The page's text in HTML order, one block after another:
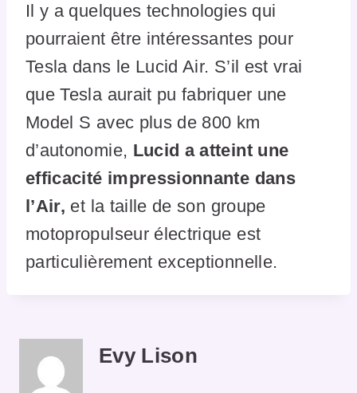
Il y a quelques technologies qui
pourraient être intéressantes pour
Tesla dans le Lucid Air. S’il est vrai
que Tesla aurait pu fabriquer une
Model S avec plus de 800 km
d’autonomie, Lucid a atteint une
efficacité impressionnante dans
l’Air, et la taille de son groupe
motopropulseur électrique est
particulièrement exceptionnelle.
Evy Lison